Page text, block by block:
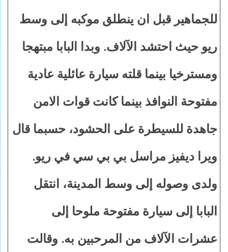
للجماهير قبل ان ينطلق موكبه إلى وسط
ريو حيث احتشد الآلاف. وبدا البابا مبتهجا
ومسترخيا بينما قلته سيارة عائلية عادية
مفتوحة النوافذ بينما كانت قوات الامن
جاهدة للسيطرة على الحشود، حسبما قال
ويرا ديفيز مراسل بي بي سي في ريو.
ولدى وصوله إلى وسط المدينة، انتقل
البابا إلى سيارة مفتوحة ملوحا إلى
عشرات الآلاف من المرحبين به. وقالت